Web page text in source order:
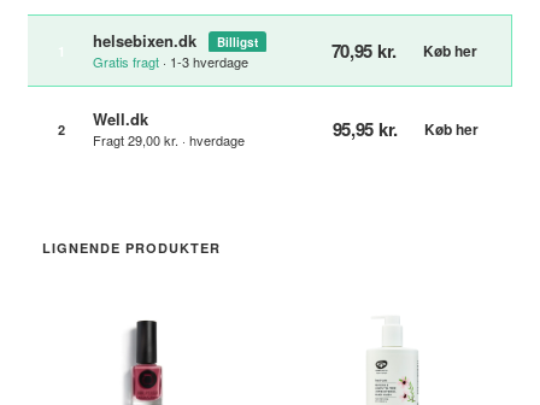
helsebixen.dk Billigst
Gratis fragt · 1-3 hverdage 70,95 kr. Køb her
2 Well.dk
Fragt 29,00 kr. · hverdage 95,95 kr. Køb her
LIGNENDE PRODUKTER